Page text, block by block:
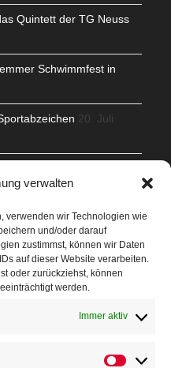
verwalten
verwenden wir Technologien wie
und/oder darauf
zustimmst, können wir Daten
auf dieser Website verarbeiten.
oder zurückziehst, können
werden.
Immer aktiv
Quintett der TG Neuss
Schwimmfest in
20. Juli